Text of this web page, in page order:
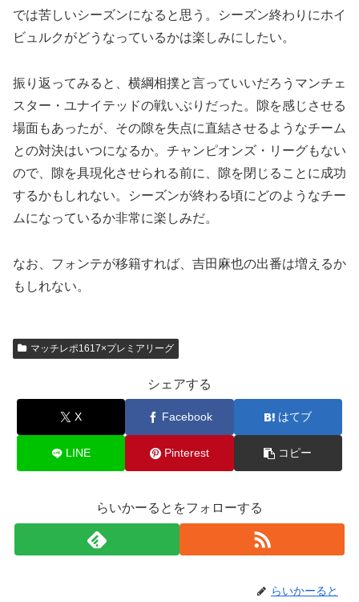
では苦しいシーズンになると思う。シーズン終わりにホイ
ビュルクがどうなっているかは楽しみにしたい。
振り返ってみると、横綱相撲と言っていいだろうマンチェ
スター・ユナイテッドの戦いぶりだった。隙を感じさせる
場面もあったが、その隙を失点に直結させるようなチーム
との対決はいつになるか。チャンピオンズ・リーグもない
ので、隙を具現化させられる前に、隙を閉じることに成功
するかもしれない。シーズンが終わる頃にどのようなチー
ムになっているか非常に楽しみだ。
なお、フォンテが移籍すれば、吉田麻也の出番は増えるか
もしれない。
マッチレポ1617×プレミアリーグ
シェアする
X Facebook はてブ
LINE Pinterest コピー
らいかーるとをフォローする
らいかーると